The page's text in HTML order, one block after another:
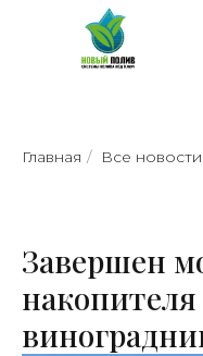
Главная / Все новости
Завершен